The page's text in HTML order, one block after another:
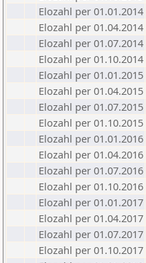
Elozahl per 01.01.2014
Elozahl per 01.04.2014
Elozahl per 01.07.2014
Elozahl per 01.10.2014
Elozahl per 01.01.2015
Elozahl per 01.04.2015
Elozahl per 01.07.2015
Elozahl per 01.10.2015
Elozahl per 01.01.2016
Elozahl per 01.04.2016
Elozahl per 01.07.2016
Elozahl per 01.10.2016
Elozahl per 01.01.2017
Elozahl per 01.04.2017
Elozahl per 01.07.2017
Elozahl per 01.10.2017